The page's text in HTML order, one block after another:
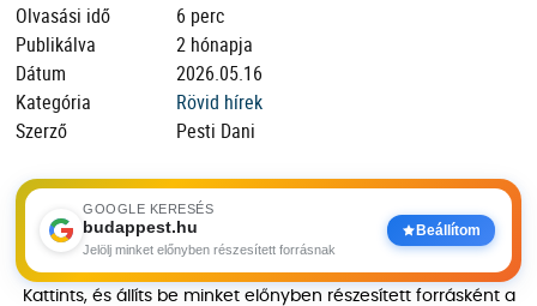
Olvasási idő
6 perc
Publikálva
2 hónapja
Dátum
2026.05.16
Kategória
Rövid hírek
Szerző
Pesti Dani
GOOGLE KERESÉS
budappest.hu
Jelölj minket előnyben részesített forrásnak
Beállítom
Kattints, és állíts be minket előnyben részesített forrásként a